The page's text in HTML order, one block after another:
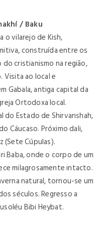
/ Baku
o vilarejo de Kish,
construída entre os
do cristianismo na região,
Visita ao local e
Gabala, antiga capital da
Ortodoxa local.
do Estado de Shirvanshah,
Cáucaso. Próximo dali,
(Sete Cúpulas).
Baba, onde o corpo de um
milagrosamente intacto.
natural, tornou-se um
séculos. Regresso a
Bibi Heybat.